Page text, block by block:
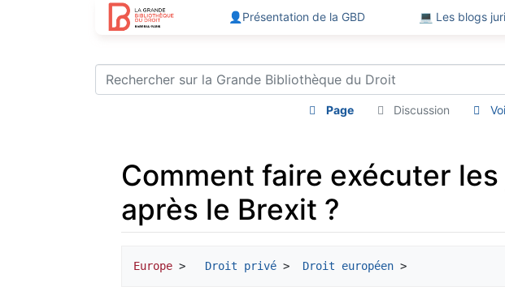
👤Présentation de la GBD 💻 Les blogs
Page Discussion
Comment faire exécuter
après le Brexit ?
Europe > Droit privé > Droit européen